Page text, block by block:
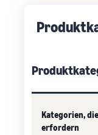
Kategorien,
erfordern